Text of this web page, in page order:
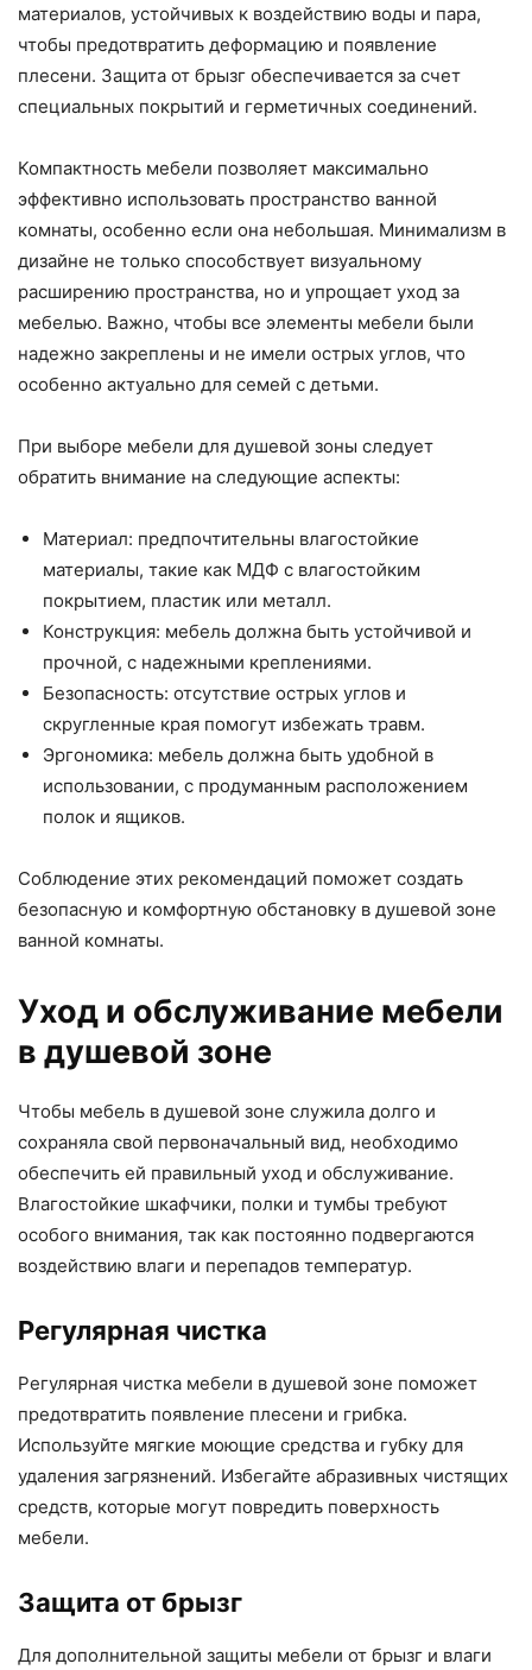
материалов, устойчивых к воздействию воды и пара,
чтобы предотвратить деформацию и появление
плесени. Защита от брызг обеспечивается за счет
специальных покрытий и герметичных соединений.
Компактность мебели позволяет максимально
эффективно использовать пространство ванной
комнаты, особенно если она небольшая. Минимализм в
дизайне не только способствует визуальному
расширению пространства, но и упрощает уход за
мебелью. Важно, чтобы все элементы мебели были
надежно закреплены и не имели острых углов, что
особенно актуально для семей с детьми.
При выборе мебели для душевой зоны следует
обратить внимание на следующие аспекты:
Материал: предпочтительны влагостойкие
материалы, такие как МДФ с влагостойким
покрытием, пластик или металл.
Конструкция: мебель должна быть устойчивой и
прочной, с надежными креплениями.
Безопасность: отсутствие острых углов и
скругленные края помогут избежать травм.
Эргономика: мебель должна быть удобной в
использовании, с продуманным расположением
полок и ящиков.
Соблюдение этих рекомендаций поможет создать
безопасную и комфортную обстановку в душевой зоне
ванной комнаты.
Уход и обслуживание мебели
в душевой зоне
Чтобы мебель в душевой зоне служила долго и
сохраняла свой первоначальный вид, необходимо
обеспечить ей правильный уход и обслуживание.
Влагостойкие шкафчики, полки и тумбы требуют
особого внимания, так как постоянно подвергаются
воздействию влаги и перепадов температур.
Регулярная чистка
Регулярная чистка мебели в душевой зоне поможет
предотвратить появление плесени и грибка.
Используйте мягкие моющие средства и губку для
удаления загрязнений. Избегайте абразивных чистящих
средств, которые могут повредить поверхность
мебели.
Защита от брызг
Для дополнительной защиты мебели от брызг и влаги